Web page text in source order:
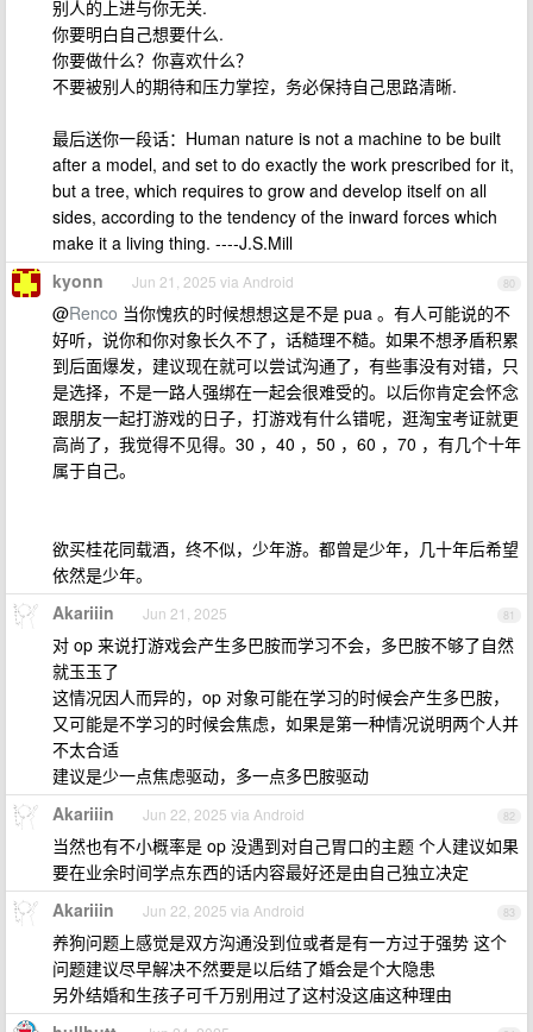
别人的上进与你无关.
你要明白自己想要什么.
你要做什么？你喜欢什么？
不要被别人的期待和压力掌控，务必保持自己思路清晰.
最后送你一段话：Human nature is not a machine to be built
after a model, and set to do exactly the work prescribed for it,
but a tree, which requires to grow and develop itself on all
sides, according to the tendency of the inward forces which
make it a living thing. ----J.S.Mill
80
kyonn Jun 21, 2025 via Android
@Renco 当你愧疚的时候想想这是不是 pua 。有人可能说的不
好听，说你和你对象长久不了，话糙理不糙。如果不想矛盾积累
到后面爆发，建议现在就可以尝试沟通了，有些事没有对错，只
是选择，不是一路人强绑在一起会很难受的。以后你肯定会怀念
跟朋友一起打游戏的日子，打游戏有什么错呢，逛淘宝考证就更
高尚了，我觉得不见得。30 ，40 ，50 ，60 ，70 ，有几个十年
属于自己。
欲买桂花同载酒，终不似，少年游。都曾是少年，几十年后希望
依然是少年。
81
Akariiin Jun 21, 2025
对 op 来说打游戏会产生多巴胺而学习不会，多巴胺不够了自然
就玉玉了
这情况因人而异的，op 对象可能在学习的时候会产生多巴胺，
又可能是不学习的时候会焦虑，如果是第一种情况说明两个人并
不太合适
建议是少一点焦虑驱动，多一点多巴胺驱动
82
Akariiin Jun 22, 2025 via Android
当然也有不小概率是 op 没遇到对自己胃口的主题 个人建议如果
要在业余时间学点东西的话内容最好还是由自己独立决定
83
Akariiin Jun 22, 2025 via Android
养狗问题上感觉是双方沟通没到位或者是有一方过于强势 这个
问题建议尽早解决不然要是以后结了婚会是个大隐患
另外结婚和生孩子可千万别用过了这村没这庙这种理由